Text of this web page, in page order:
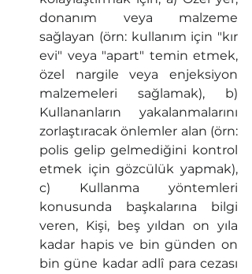
donanım veya malzeme
sağlayan (örn: kullanım için "kır
evi" veya "apart" temin etmek,
özel nargile veya enjeksiyon
malzemeleri sağlamak), b)
Kullananların yakalanmalarını
zorlaştıracak önlemler alan (örn:
polis gelip gelmediğini kontrol
etmek için gözcülük yapmak),
c) Kullanma yöntemleri
konusunda başkalarına bilgi
veren, Kişi, beş yıldan on yıla
kadar hapis ve bin günden on
bin güne kadar adlî para cezası